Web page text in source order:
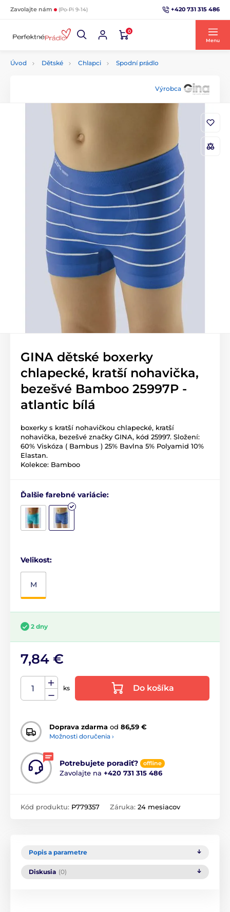
Zavolajte nám (Po-Pi 9-14) +420 731 315 486
0
Menu
Úvod Dětské Chlapci Spodní prádlo
Výrobca
GINA dětské boxerky
chlapecké, kratší nohavička,
bezešvé Bamboo 25997P -
atlantic bílá
boxerky s kratší nohavičkou chlapecké, kratší
nohavička, bezešvé značky GINA, kód 25997. Složení:
60% Viskóza ( Bambus ) 25% Bavlna 5% Polyamid 10%
Elastan.
Kolekce: Bamboo
Ďalšie farebné variácie:
Velikost:
M
2 dny
7,84 €
ks Do košíka
Doprava zdarma od 86,59 €
Možnosti doručenia ›
Potrebujete poradiť? offline
Zavolajte na +420 731 315 486
Kód produktu: P779357 Záruka: 24 mesiacov
Popis a parametre
Diskusia (0)